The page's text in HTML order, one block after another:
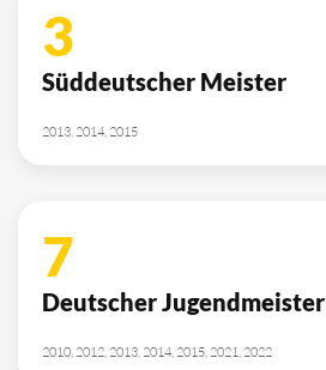
3
Süddeutscher Meister
2013, 2014, 2015
7
Deutscher Jugendmeister
2010, 2012, 2013, 2014, 2015, 2021, 2022